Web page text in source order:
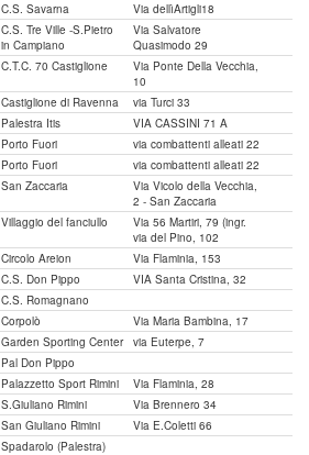
C.S. Savarna
Via dellìArtigli18
C.S. Tre Ville -S.Pietro
in Campiano
Via Salvatore
Quasimodo 29
C.T.C. 70 Castiglione
Via Ponte Della Vecchia,
10
Castiglione di Ravenna
via Turci 33
Palestra Itis
VIA CASSINI 71 A
Porto Fuori
via combattenti alleati 22
Porto Fuori
via combattenti alleati 22
San Zaccaria
Via Vicolo della Vecchia,
2 - San Zaccaria
Villaggio del fanciullo
Via 56 Martiri, 79 (ingr.
via del Pino, 102
Circolo Areion
Via Flaminia, 153
C.S. Don Pippo
VIA Santa Cristina, 32
C.S. Romagnano
Corpolò
Via Maria Bambina, 17
Garden Sporting Center
via Euterpe, 7
Pal Don Pippo
Palazzetto Sport Rimini
Via Flaminia, 28
S.Giuliano Rimini
Via Brennero 34
San Giuliano Rimini
Via E.Coletti 66
Spadarolo (Palestra)